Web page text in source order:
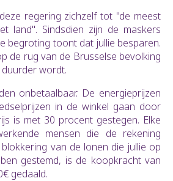
regering zichzelf tot "de meest
land". Sindsdien zijn de maskers
begroting toont dat jullie besparen.
de rug van de Brusselse bevolking
wordt.
onbetaalbaar. De energieprijzen
in de winkel gaan door
is met 30 procent gestegen. Elke
mensen die de rekening
van de lonen die jullie op
gestemd, is de koopkracht van
gedaald.